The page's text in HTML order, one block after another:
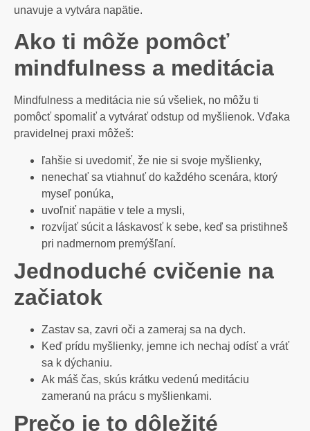
unavuje a vytvára napätie.
Ako ti môže pomôcť
mindfulness a meditácia
Mindfulness a meditácia nie sú všeliek, no môžu ti
pomôcť spomaliť a vytvárať odstup od myšlienok. Vďaka
pravidelnej praxi môžeš:
ľahšie si uvedomiť, že nie si svoje myšlienky,
nenechať sa vtiahnuť do každého scenára, ktorý
myseľ ponúka,
uvoľniť napätie v tele a mysli,
rozvíjať súcit a láskavosť k sebe, keď sa pristihneš
pri nadmernom premýšľaní.
Jednoduché cvičenie na
začiatok
Zastav sa, zavri oči a zameraj sa na dych.
Keď prídu myšlienky, jemne ich nechaj odísť a vráť
sa k dýchaniu.
Ak máš čas, skús krátku vedenú meditáciu
zameranú na prácu s myšlienkami.
Prečo je to dôležité